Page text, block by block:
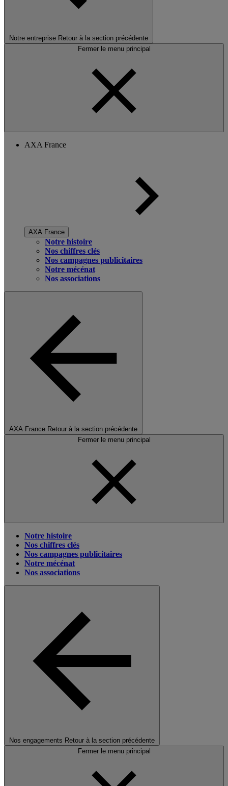
Notre entreprise Retour à la section précédente
Fermer le menu principal
AXA France
AXA France
Notre histoire
Nos chiffres clés
Nos campagnes publicitaires
Notre mécénat
Nos associations
AXA France Retour à la section précédente
Fermer le menu principal
Notre histoire
Nos chiffres clés
Nos campagnes publicitaires
Notre mécénat
Nos associations
Nos engagements Retour à la section précédente
Fermer le menu principal